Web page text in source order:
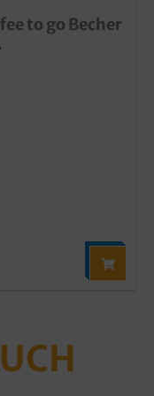
to go Becher